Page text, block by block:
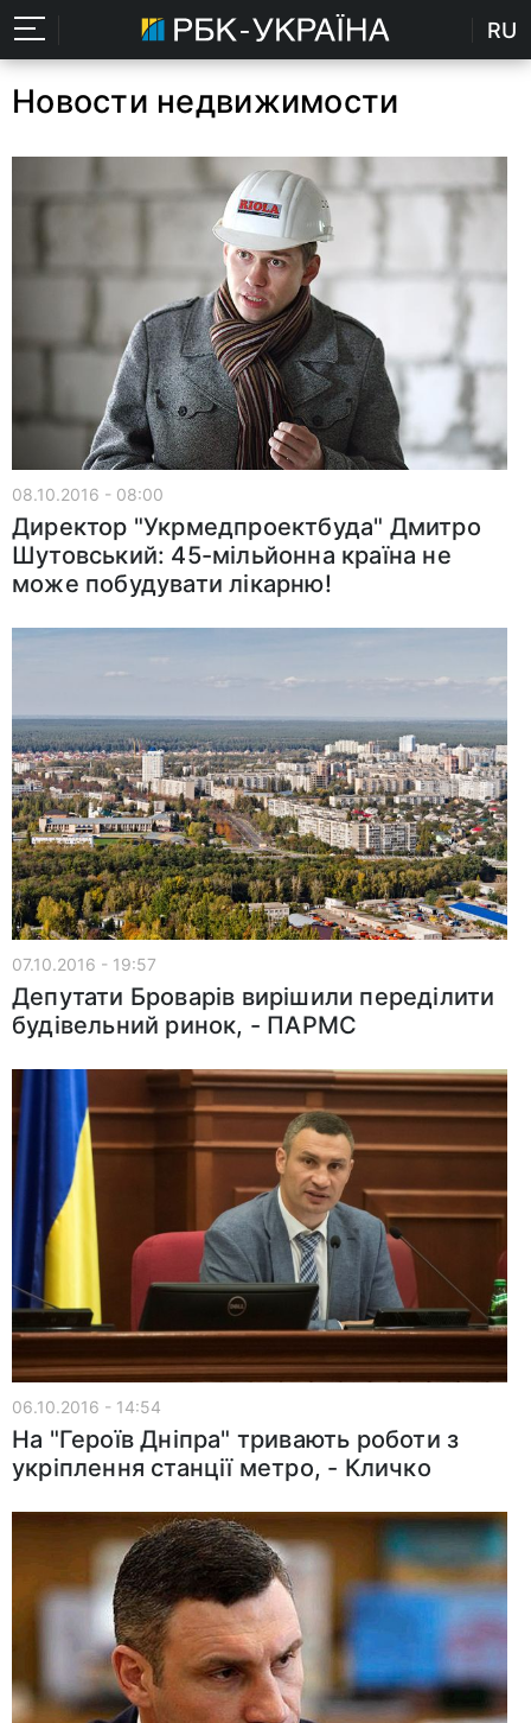
RU
Новости недвижимости
08.10.2016 - 08:00
Директор "Укрмедпроектбуда" Дмитро
Шутовський: 45-мільйонна країна не
може побудувати лікарню!
07.10.2016 - 19:57
Депутати Броварів вирішили переділити
будівельний ринок, - ПАРМС
06.10.2016 - 14:54
На "Героїв Дніпра" тривають роботи з
укріплення станції метро, - Кличко